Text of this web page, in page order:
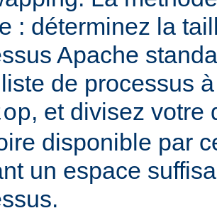
: déterminez la
Apache
de processus
, et divisez votre
disponible par
un espace